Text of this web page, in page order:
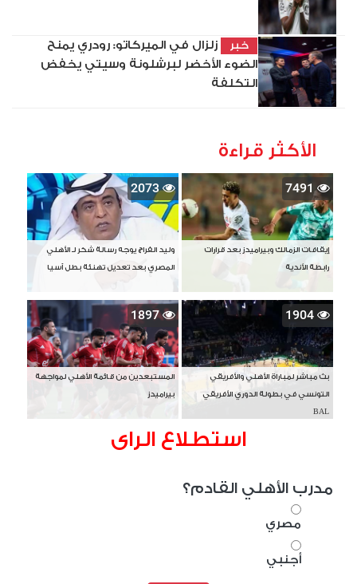
خبر
زلزال في الميركاتو: رودري يمنح
الضوء الأخضر لبرشلونة وسيتي يخفض
التكلفة
الأكثر قراءة
7491
إيقافات الزمالك وبيراميدز بعد قرارات
رابطة الأندية
2073
وليد الفراج يوجه رسالة شكر لـ الأهلي
المصري بعد تعديل تهنئة بطل آسيا
1904
بث مباشر لمباراة الأهلي والأفريقي
التونسي في بطولة الدوري الأفريقي
BAL
1897
المستبعدين من قائمة الأهلي لمواجهة
بيراميدز
استطلاع الراى
مدرب الأهلي القادم؟
مصري
أجنبي